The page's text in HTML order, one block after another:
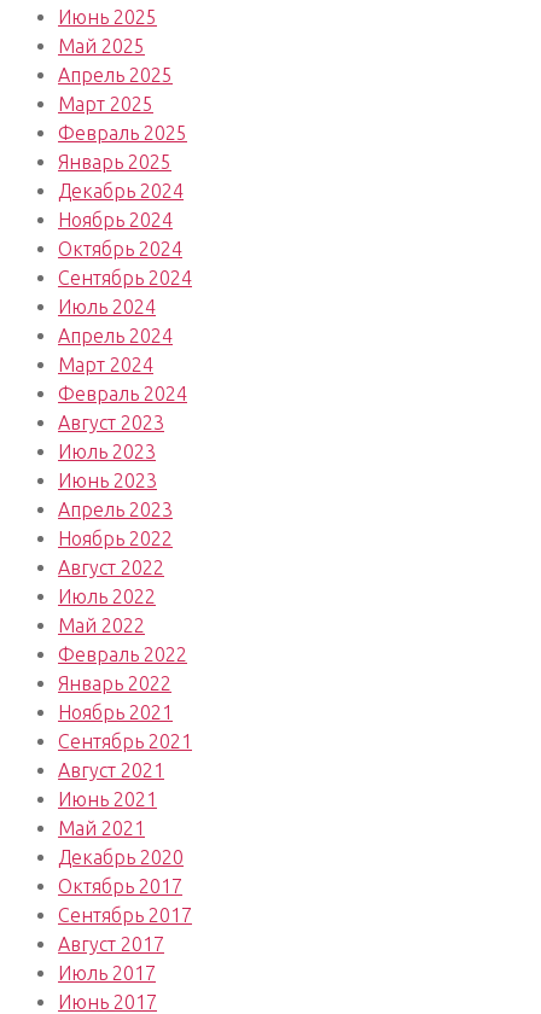
Июнь 2025
Май 2025
Апрель 2025
Март 2025
Февраль 2025
Январь 2025
Декабрь 2024
Ноябрь 2024
Октябрь 2024
Сентябрь 2024
Июль 2024
Апрель 2024
Март 2024
Февраль 2024
Август 2023
Июль 2023
Июнь 2023
Апрель 2023
Ноябрь 2022
Август 2022
Июль 2022
Май 2022
Февраль 2022
Январь 2022
Ноябрь 2021
Сентябрь 2021
Август 2021
Июнь 2021
Май 2021
Декабрь 2020
Октябрь 2017
Сентябрь 2017
Август 2017
Июль 2017
Июнь 2017